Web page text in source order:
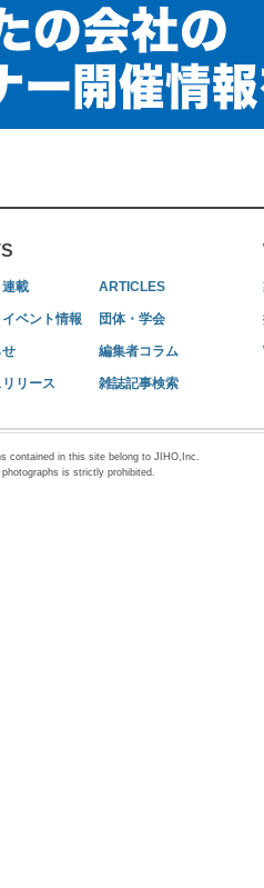
載 ARTICLES
ベント情報 団体・学会
編集者コラム
リース 雑誌記事検索
contained in this site belong to JIHO,Inc.
is strictly prohibited.